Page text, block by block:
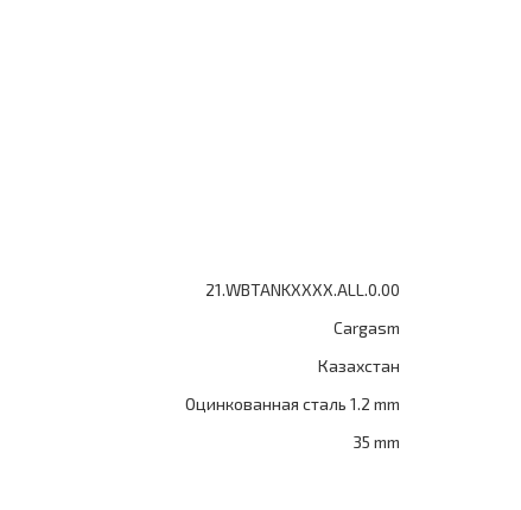
21.WBTANKXXXX.ALL.0.00
Cargasm
Казахстан
Оцинкованная сталь 1.2 mm
35 mm